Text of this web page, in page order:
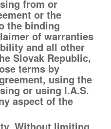
from or
or the
the binding
of warranties
and all other
Slovak Republic,
terms by
using the
or using I.A.S.
aspect of the